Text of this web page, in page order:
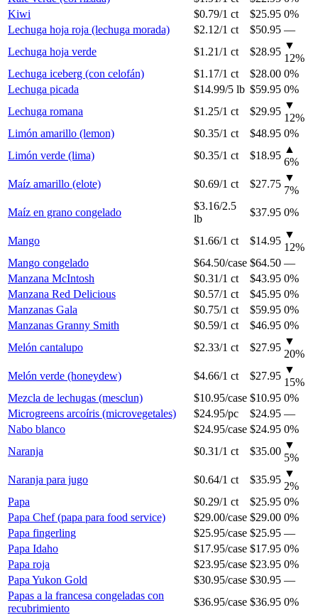
Kiwi
$0.79/1 ct $25.95 0%
Lechuga hoja roja (lechuga morada)
$2.12/1 ct $50.95 —
Lechuga hoja verde
$1.21/1 ct $28.95
▼
12%
Lechuga iceberg (con celofán)
$1.17/1 ct $28.00 0%
Lechuga picada
$14.99/5 lb $59.95 0%
Lechuga romana
$1.25/1 ct $29.95
▼
12%
Limón amarillo (lemon)
$0.35/1 ct $48.95 0%
Limón verde (lima)
$0.35/1 ct $18.95
▲
6%
Maíz amarillo (elote)
$0.69/1 ct $27.75
▼
7%
Maíz en grano congelado
$3.16/2.5
lb
$37.95 0%
Mango $1.66/1 ct $14.95
▼
12%
Mango congelado
$64.50/case $64.50 —
Manzana McIntosh
$0.31/1 ct $43.95 0%
Manzana Red Delicious
$0.57/1 ct $45.95 0%
Manzanas Gala
$0.75/1 ct $59.95 0%
Manzanas Granny Smith
$0.59/1 ct $46.95 0%
Melón cantalupo
$2.33/1 ct $27.95
▼
20%
Melón verde (honeydew)
$4.66/1 ct $27.95
▼
15%
Mezcla de lechugas (mesclun)
$10.95/case $10.95 0%
Microgreens arcoíris (microvegetales)
$24.95/pc $24.95 —
Nabo blanco
$24.95/case $24.95 0%
Naranja
$0.31/1 ct $35.00
▼
5%
Naranja para jugo
$0.64/1 ct $35.95
▼
2%
Papa
$0.29/1 ct $25.95 0%
Papa Chef (papa para food service)
$29.00/case $29.00 0%
Papa fingerling
$25.95/case $25.95 —
Papa Idaho
$17.95/case $17.95 0%
Papa roja
$23.95/case $23.95 0%
Papa Yukon Gold
$30.95/case $30.95 —
Papas a la francesa congeladas con
recubrimiento
$36.95/case $36.95 0%